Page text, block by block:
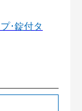
･錠付タ